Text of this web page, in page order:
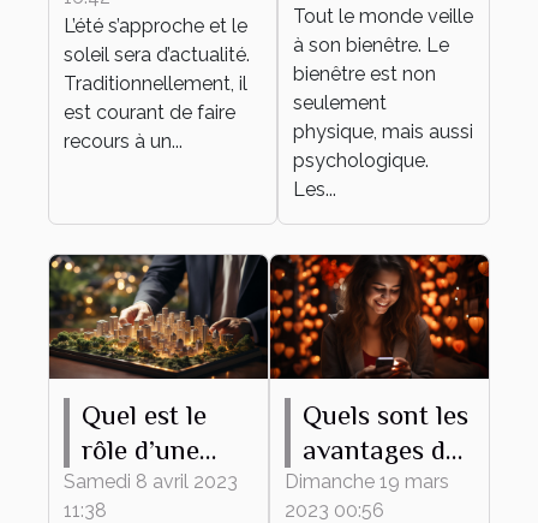
L’été s’approche et le
soleil sera d’actualité.
Traditionnellement, il
est courant de faire
recours à un...
Tout le monde veille
à son bienêtre. Le
bienêtre est non
seulement
physique, mais aussi
psychologique.
Les...
Quel est le
rôle d’une
agence
Samedi 8 avril 2023
11:38
Quels sont les
avantages du
recours à un
Dimanche 19 mars
2023 00:56